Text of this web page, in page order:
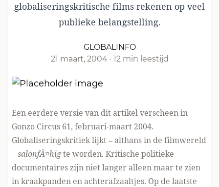
globaliseringskritische films rekenen op veel
publieke belangstelling.
GLOBALINFO
21 maart, 2004 · 12 min leestijd
Een eerdere versie van dit artikel verscheen in
Gonzo Circus 61, februari-maart 2004.
Globaliseringskritiek lijkt – althans in de filmwereld
–salonfÃ¤higte worden. Kritische politieke
documentaires zijn niet langer alleen maar te zien
in kraakpanden en achterafzaaltjes. Op de laatste